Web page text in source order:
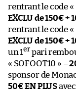
rentrant le code «
EXCLU de 150€ +
rentrant le code «
EXCLU de 150€ +
un 1er pari
« SOFOOT10 » –
sponsor de
50€ EN PLUSavec